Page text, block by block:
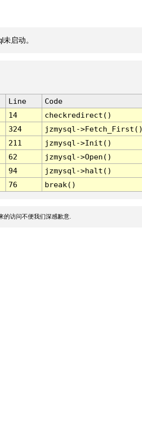
启动。
Line
Code
14
checkredirect()
324
jzmysql-
211
jzmysql->Init()
62
jzmysql->Open()
94
jzmysql->halt()
76 break()
的访问不便我们深感歉意.